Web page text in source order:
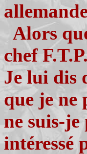
Alors
chef
Je lui dis
que je ne
ne suis-
intéressé